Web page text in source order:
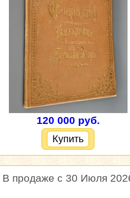
120 000 руб.
Купить
В продаже с 30 Июля